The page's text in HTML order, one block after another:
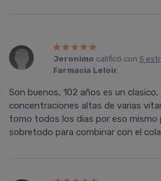
Jeronimo calificó con 5
Farmacia Leloir.
Son buenos, 102 años es un
concentraciones altas de varias
tomo todos los dias por eso mismo
sobretodo para combinar con el